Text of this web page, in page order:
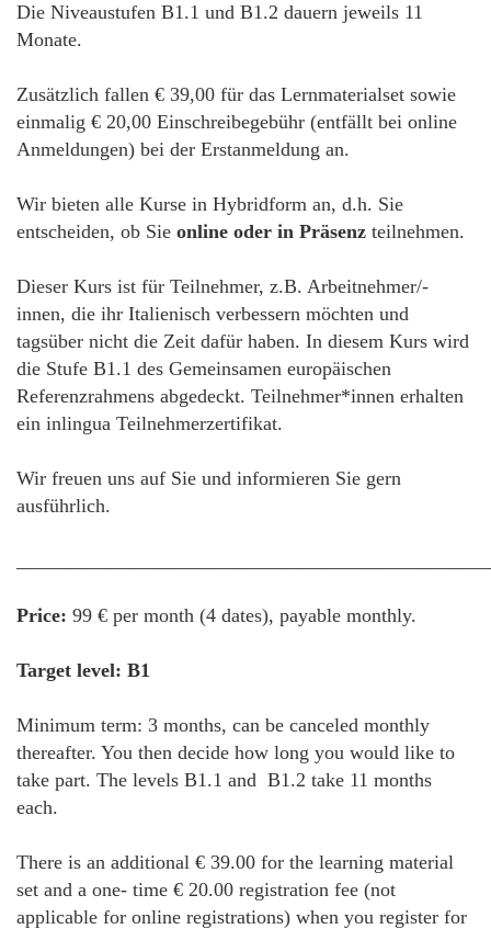
Die Niveaustufen B1.1 und B1.2 dauern jeweils 11
Monate.
Zusätzlich fallen € 39,00 für das Lernmaterialset sowie
einmalig € 20,00 Einschreibegebühr (entfällt bei online
Anmeldungen) bei der Erstanmeldung an.
Wir bieten alle Kurse in Hybridform an, d.h. Sie
entscheiden, ob Sie online oder in Präsenz teilnehmen.
Dieser Kurs ist für Teilnehmer, z.B. Arbeitnehmer/-
innen, die ihr Italienisch verbessern möchten und
tagsüber nicht die Zeit dafür haben. In diesem Kurs wird
die Stufe B1.1 des Gemeinsamen europäischen
Referenzrahmens abgedeckt. Teilnehmer*innen erhalten
ein inlingua Teilnehmerzertifikat.
Wir freuen uns auf Sie und informieren Sie gern
ausführlich.
Price: 99 € per month (4 dates), payable monthly.
Target level: B1
Minimum term: 3 months, can be canceled monthly
thereafter. You then decide how long you would like to
take part. The levels B1.1 and B1.2 take 11 months
each.
There is an additional € 39.00 for the learning material
set and a one- time € 20.00 registration fee (not
applicable for online registrations) when you register for